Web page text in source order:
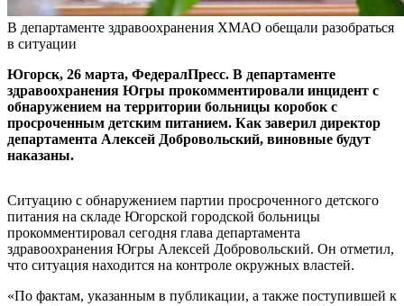
В департаменте здравоохранения ХМАО обещали разобраться
в ситуации
Югорск, 26 марта, ФедералПресс. В департаменте
здравоохранения Югры прокомментировали инцидент с
обнаружением на территории больницы коробок с
просроченным детским питанием. Как заверил директор
департамента Алексей Добровольский, виновные будут
наказаны.
Ситуацию с обнаружением партии просроченного детского
питания на складе Югорской городской больницы
прокомментировал сегодня глава департамента
здравоохранения Югры Алексей Добровольский. Он отметил,
что ситуация находится на контроле окружных властей.
«По фактам, указанным в публикации, а также поступившей к